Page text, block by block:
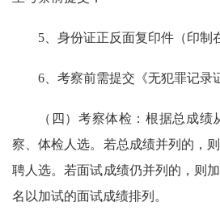
5、身份证正反面复印件（印制
6、考察前需提交《无犯罪记录
（四）考察体检：根据总成绩
察、体检人选。若总成绩并列的，
聘人选。若面试成绩仍并列的，则
名以加试的面试成绩排列。